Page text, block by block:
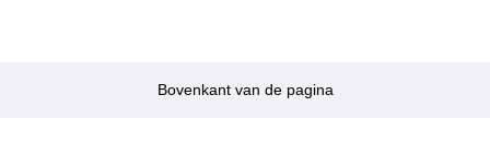
Bovenkant van de pagina